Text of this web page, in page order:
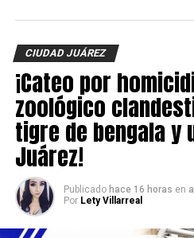
revelada y las autoridades
investigaciones para
con los responsables.
CIUDAD JUÁREZ
¡Cateo por
zoológico
tigre de bengala y
Juárez!
Publicado hace 16 horas en
Por Lety Villarreal